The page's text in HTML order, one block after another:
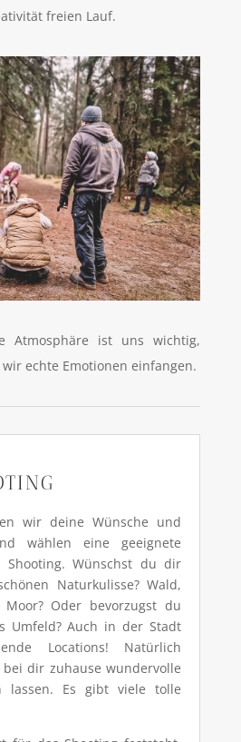
freien Lauf.
Atmosphäre ist uns wichtig,
echte Emotionen einfangen.
wir deine Wünsche und
wählen eine geeignete
Shooting. Wünschst du dir
Naturkulisse? Wald,
Moor? Oder bevorzugst du
Umfeld? Auch in der Stadt
Locations! Natürlich
dir zuhause wundervolle
lassen. Es gibt viele tolle